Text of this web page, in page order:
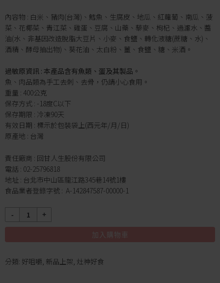
內容物 : 白米、豬肉(台灣)、鱈魚、生腐皮、地瓜、紅蘿蔔、南瓜、菠
菜、花椰菜、青江菜、雞蛋、豆腐、山藥、藜麥、枸杞、過濾水、醬
油(水、非基因改造脫脂大豆片、小麥、食鹽、轉化液糖(蔗糖、水)、
酒精、酵母抽出物)、葵花油、太白粉、薑、食鹽、糖、米酒。
過敏原資訊 : 本產品含有魚類、蛋及其製品。
魚、肉品類為手工去刺、去骨，仍請小心食用。
重量 : 400公克
保存方式 : -18度C以下
保存期限 : 冷凍90天
有效日期 : 標示於包裝袋上(西元年/月/日)
原產地 : 台灣
責任廠商 : 回甘人生股份有限公司
電話 : 02-25796818
地址 : 台北市中山區龍江路345巷14號1樓
食品業者登錄字號 : A-142847587-00000-1
加入購物車
分類: 好咀嚼, 新品上架, 灶神好食